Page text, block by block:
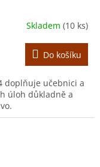
Skladem (10 ks)
Do košíku
doplňuje učebnici a
úloh důkladně a